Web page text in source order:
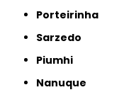
Porteirinha
Sarzedo
Piumhi
Nanuque